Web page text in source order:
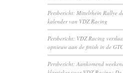
Persbericht: Mittelrhein Rallye
kalender van VDZ Racing
Persbericht: VDZ Racing
opnieuw aan de finish in de
Persbericht: Aankomend